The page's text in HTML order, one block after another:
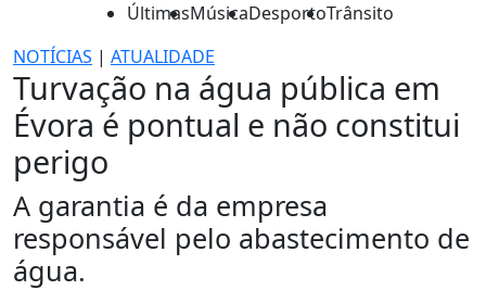
ÚltimasMúsicaDesportoTrânsito
NOTÍCIAS | ATUALIDADE
Turvação na água pública em
Évora é pontual e não constitui
perigo
A garantia é da empresa
responsável pelo abastecimento de
água.